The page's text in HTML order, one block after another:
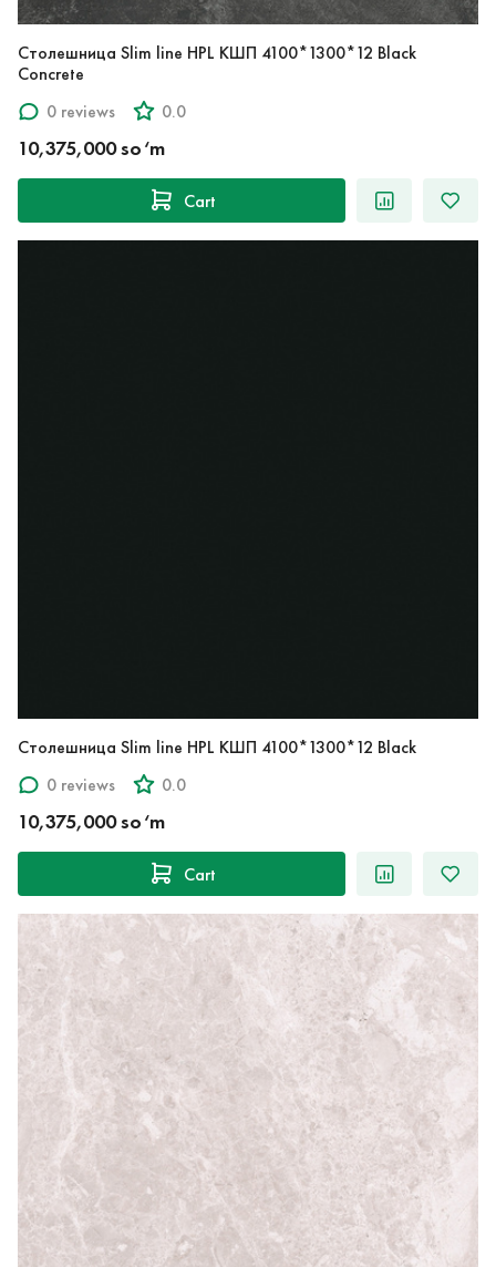
Столешница Slim line HPL КШП 4100*1300*12 Black
Concrete
0 reviews
0.0
10,375,000 so‘m
Cart
Столешница Slim line HPL КШП 4100*1300*12 Black
0 reviews
0.0
10,375,000 so‘m
Cart